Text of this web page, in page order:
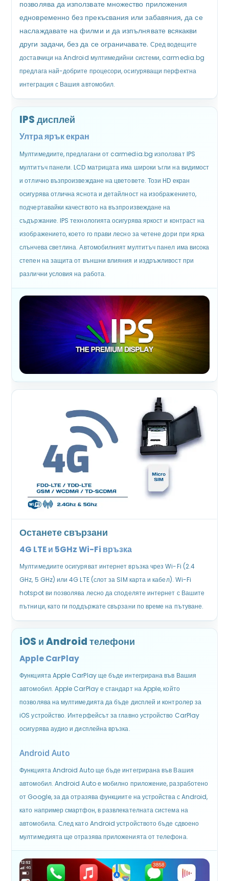
позволява да използвате множество приложения
едновременно без прекъсвания или забавяния, да се
наслаждавате на филми и да изпълнявате всякакви
други задачи, без да се ограничавате. Сред водещите
доставчици на Android мултимедийни системи, carmedia.bg
предлага най-добрите процесори, осигуряващи перфектна
интеграция с Вашия автомобил.
IPS дисплей
Ултра ярък екран
Мултимедиите, предлагани от carmedia.bg използват IPS
мултитъч панели. LCD матрицата има широки ъгли на видимост
и отлично възпроизвеждане на цветовете. Този HD екран
осигурява отлична яснота и детайлност на изображението,
подчертавайки качеството на възпроизвеждане на
съдържание. IPS технологията осигурява яркост и контраст на
изображението, което го прави лесно за четене дори при ярка
слънчева светлина. Автомобилният мултитъч панел има висока
степен на защита от външни влияния и издръжливост при
различни условия на работа.
Останете свързани
4G LTE и 5GHz Wi-Fi връзка
Мултимедиите осигуряват интернет връзка чрез Wi-Fi (2.4
GHz, 5 GHz) или 4G LTE (слот за SIM карта и кабел). Wi-Fi
hotspot ви позволява лесно да споделяте интернет с Вашите
пътници, като ги поддържате свързани по време на пътуване.
iOS и Android телефони
Apple CarPlay
Функцията Apple CarPlay ще бъде интегрирана във Вашия
автомобил. Apple CarPlay е стандарт на Apple, който
позволява на мултимедията да бъде дисплей и контролер за
iOS устройство. Интерфейсът за главно устройство CarPlay
осигурява аудио и дисплейна връзка.
Android Auto
Функцията Android Auto ще бъде интегрирана във Вашия
автомобил. Android Auto е мобилно приложение, разработено
от Google, за да отразява функциите на устройства с Android,
като например смартфон, в развлекателната система на
автомобила. След като Android устройството бъде сдвоено
мултимедията ще отразява приложенията от телефона.